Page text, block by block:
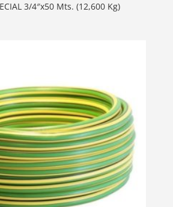
3/4″x50 Mts. (12,600 Kg)